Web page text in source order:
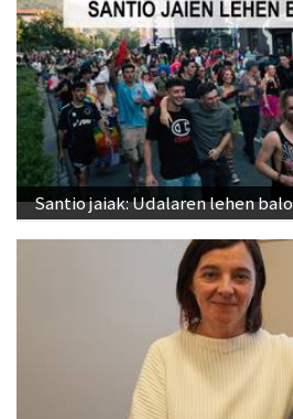
Santio jaiak: Udalaren lehen